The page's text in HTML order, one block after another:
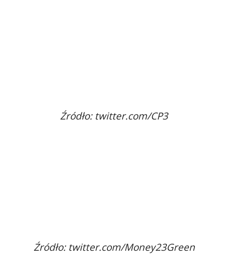
Źródło: twitter.com/CP3
Źródło: twitter.com/Money23Green